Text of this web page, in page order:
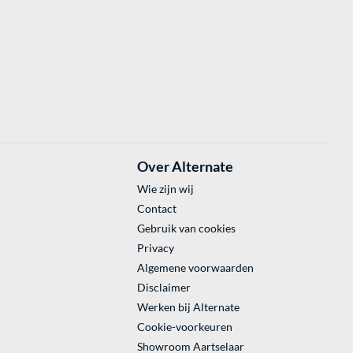
Over Alternate
Wie zijn wij
Contact
Gebruik van cookies
Privacy
Algemene voorwaarden
Disclaimer
Werken bij Alternate
Cookie-voorkeuren
Showroom Aartselaar